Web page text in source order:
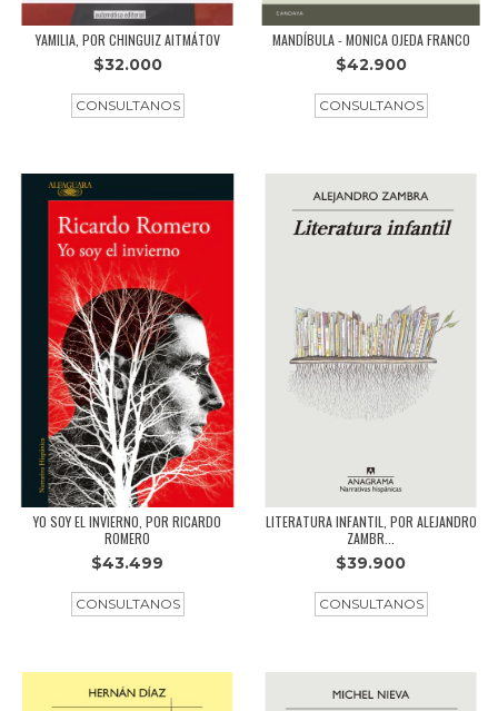
YAMILIA, POR CHINGUIZ AITMÁTOV
$32.000
MANDÍBULA - MONICA OJEDA FRANCO
$42.900
YO SOY EL INVIERNO, POR RICARDO
ROMERO
$43.499
LITERATURA INFANTIL, POR ALEJANDRO
ZAMBR...
$39.900